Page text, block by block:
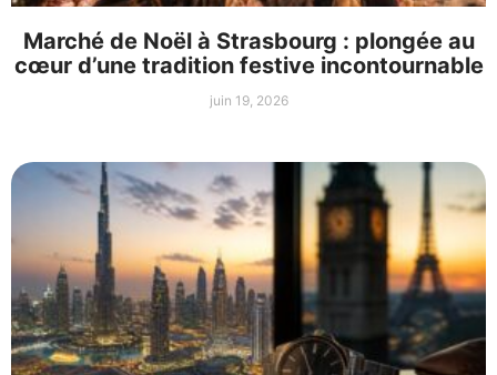
Marché de Noël à Strasbourg : plongée au
cœur d’une tradition festive incontournable
juin 19, 2026